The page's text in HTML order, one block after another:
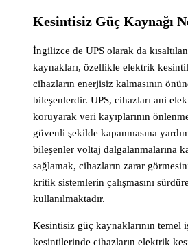
Kesintisiz Güç Kaynağı
İngilizce de UPS olarak da
kaynakları, özellikle elektrik
cihazların enerjisiz kalmasının
bileşenlerdir. UPS, cihazları ani
koruyarak veri kayıplarının
güvenli şekilde kapanmasına
bileşenler voltaj dalgalanmalarına
sağlamak, cihazların zarar
kritik sistemlerin çalışmasını
kullanılmaktadır.
Kesintisiz güç kaynaklarının temel
kesintilerinde cihazların elektrik